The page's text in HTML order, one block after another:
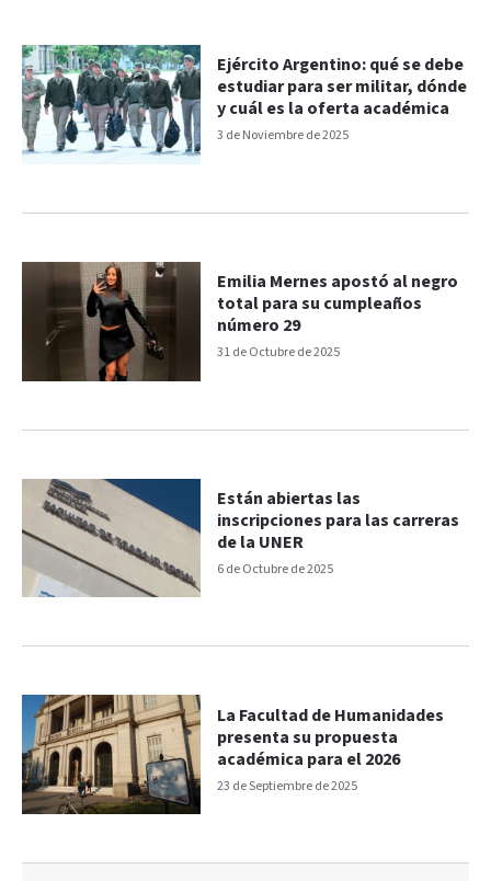
3 de Noviembre de 2025
Ejército Argentino: qué se debe
estudiar para ser militar, dónde
y cuál es la oferta académica
31 de Octubre de 2025
Emilia Mernes apostó al negro
total para su cumpleaños
número 29
6 de Octubre de 2025
Están abiertas las
inscripciones para las carreras
de la UNER
23 de Septiembre de 2025
La Facultad de Humanidades
presenta su propuesta
académica para el 2026